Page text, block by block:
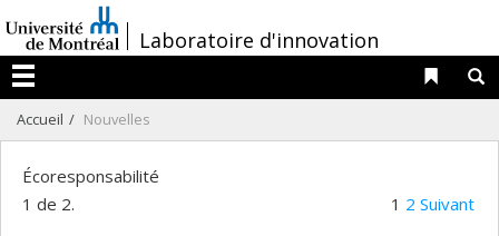
au
contenu
/Laboratoire d'innovation
Menu
Liens
Accueil Nouvelles
Écoresponsabilité
1 de 2.
1 2 Suivant